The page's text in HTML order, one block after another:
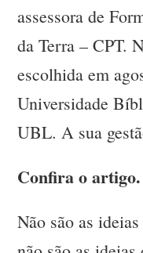
assessora de
da Terra – CPT.
escolhida em
Universidade
UBL. A sua
Confira o artigo.
Não são as